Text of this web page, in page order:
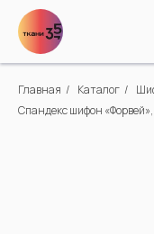
Главная / Каталог /
Спандекс шифон